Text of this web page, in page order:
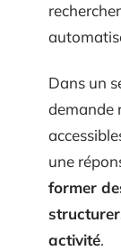
Dans un
demande
une
former
activité.